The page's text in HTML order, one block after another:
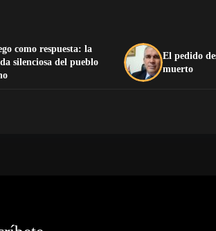
como respuesta: la
silenciosa del pueblo
El pedido
muerto